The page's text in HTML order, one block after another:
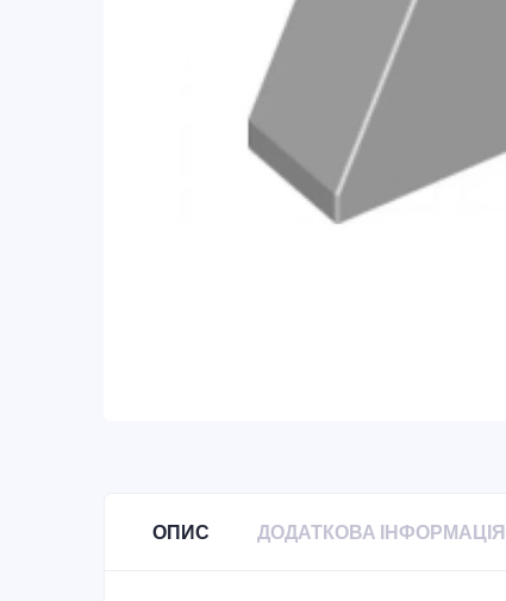
ОПИС ДОДАТКОВА ІНФОРМАЦІЯ